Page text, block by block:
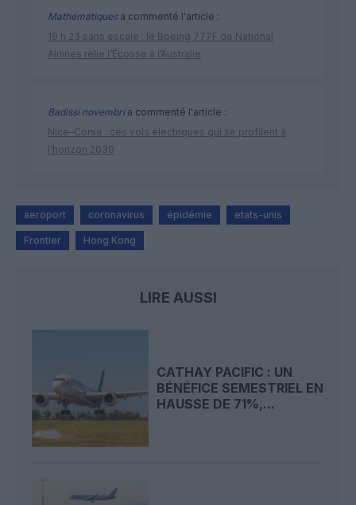
Mathématiquesa commenté l'article :
19 h 23 sans escale : le Boeing 777F de National
Airlines relie l’Écosse à l’Australie
Badissi novembria commenté l'article :
Nice–Corse : ces vols électriques qui se profilent à
l’horizon 2030
aeroport coronavirus épidémie etats-unis
Frontier Hong Kong
LIRE AUSSI
CATHAY PACIFIC : UN
BÉNÉFICE SEMESTRIEL EN
HAUSSE DE 71%,...